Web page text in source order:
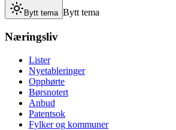
Bytt tema Bytt tema
Næringsliv
Lister
Nyetableringer
Opphørte
Børsnotert
Anbud
Patentsok
Fylker og kommuner